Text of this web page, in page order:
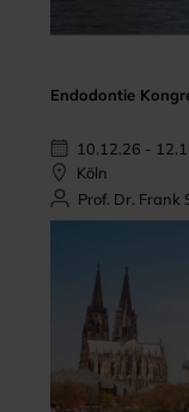
Endodontie
10.12.26 -
Köln
Prof. Dr. Frank